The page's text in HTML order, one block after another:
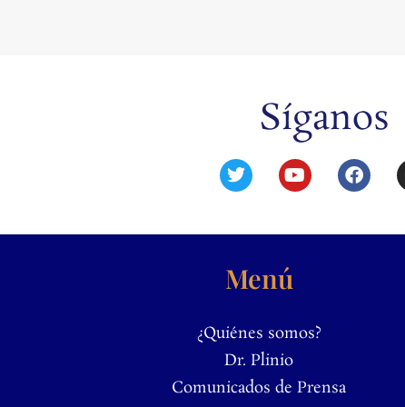
Síganos
Menú
¿Quiénes somos?
Dr. Plinio
Comunicados de Prensa